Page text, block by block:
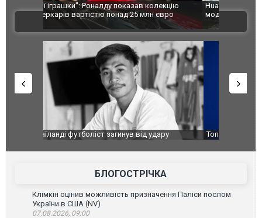
Huawei виходить на ринок позашляховиків з
моделлю Stelato G9. ФОТО
Росія
ВІДЕО
Топпосадовцю Повітряних Сил вручили нову
Сили
атаку.
БЛОГОСТРІЧКА
Клімкін оцінив можливість призначення Паліси послом
України в США (NV)
07.08.2026, 09:00